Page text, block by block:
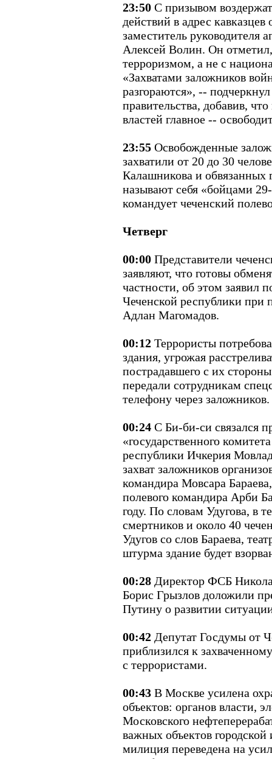
23:50 С призывом
действий в адрес
заместитель руководителя
Aлексей Волин. Он
терроризмом, а не с
«Захватами заложников
разгораются», --
правительства, добавив,
властей главное --
23:55 Освобожденные
захватили от 20 до 30
Калашникова и обвязанных
называют себя «бойцами
командует чеченский
Четверг
00:00 Представители
заявляют, что готовы
частности, об этом заявил
Чеченской республики при
Адлан Магомадов.
00:12 Террористы
здания, угрожая
пострадавшего с их
передали сотрудникам
телефону через заложников.
00:24 С Би-би-си связался
«государственного
республики Ичкерия
захват заложников
командира Мовсара
полевого командира Арби
году. По словам Удугова, в
смертников и около 40
Удугов со слов Бараева,
штурма здание будет
00:28 Директор ФСБ
Борис Грызлов доложили
Путину о развитии
00:42 Депутат Госдумы от
приблизился к
с террористами.
00:43 В Москве усилена
объектов: органов власти,
Московского
важных объектов
милиция переведена на